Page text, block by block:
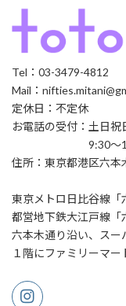
Tel：03-3479-4812
Mail：
定休日：不定休
お電話の受付：土日祝
9:30～
住所：東京都港区六本
東京メトロ日比谷線「
都営地下鉄大江戸線「
六本木通り沿い、スー
１階にファミリーマー